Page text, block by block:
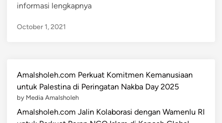
informasi lengkapnya
October 1, 2021
Amalsholeh.com Perkuat Komitmen Kemanusiaan
untuk Palestina di Peringatan Nakba Day 2025
by Media Amalsholeh
Amalsholeh.com Jalin Kolaborasi dengan Wamenlu RI